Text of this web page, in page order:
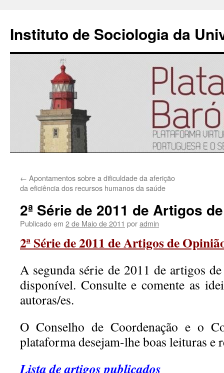
Instituto de Sociologia da
para
conteúdo
← Apontamentos sobre a dificuldade da aferição
da eficiência dos recursos humanos da saúde
2ª Série de 2011 de Artigos
Publicado em 2 de Maio de 2011 poradmin
2ª Série de 2011 de Artigos de
A segunda série de 2011 de artigos
disponível. Consulte e comente as
autoras/es.
O Conselho de Coordenação e o
plataforma desejam-lhe boas leituras e
Lista de artigos publicados